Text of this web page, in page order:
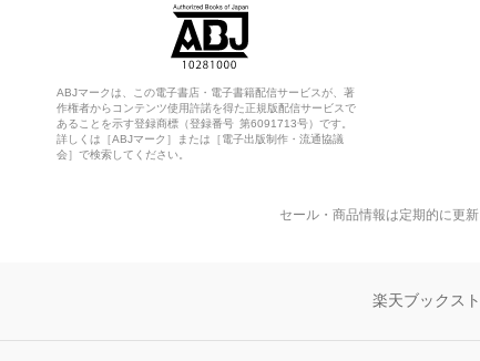
ABJマークは、この電子書店・電子書籍配信サービスが、著
作権者からコンテンツ使用許諾を得た正規版配信サービスで
あることを示す登録商標（登録番号 第6091713号）です。
詳しくは［ABJマーク］または［電子出版制作・流通協議
会］で検索してください。
セール・商品情報は定期的に更
楽天ブックス